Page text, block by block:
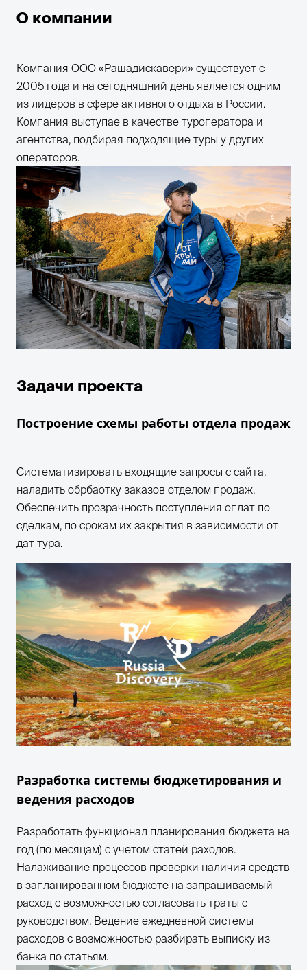
О компании
Компания ООО «Рашадискавери» существует с
2005 года и на сегодняшний день является одним
из лидеров в сфере активного отдыха в России.
Компания выступае в качестве туроператора и
агентства, подбирая подходящие туры у других
операторов.
Задачи проекта
Построение схемы работы отдела продаж
Систематизировать входящие запросы с сайта,
наладить обрбаотку заказов отделом продаж.
Обеспечить прозрачность поступления оплат по
сделкам, по срокам их закрытия в зависимости от
дат тура.
Разработка системы бюджетирования и
ведения расходов
Разработать функционал планирования бюджета на
год (по месяцам) с учетом статей раходов.
Налаживание процессов проверки наличия средств
в запланированном бюджете на запрашиваемый
расход с возможностью согласовать траты с
руководством. Ведение ежедневной системы
расходов с возможностью разбирать выписку из
банка по статьям.